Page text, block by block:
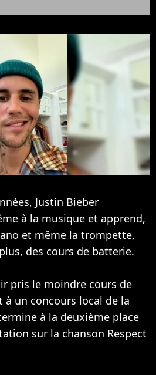
Justin Bieber
à la musique et apprend,
et même la trompette,
des cours de batterie.
pris le moindre cours de
à un concours local de la
à la deuxième place
sur la chanson Respect